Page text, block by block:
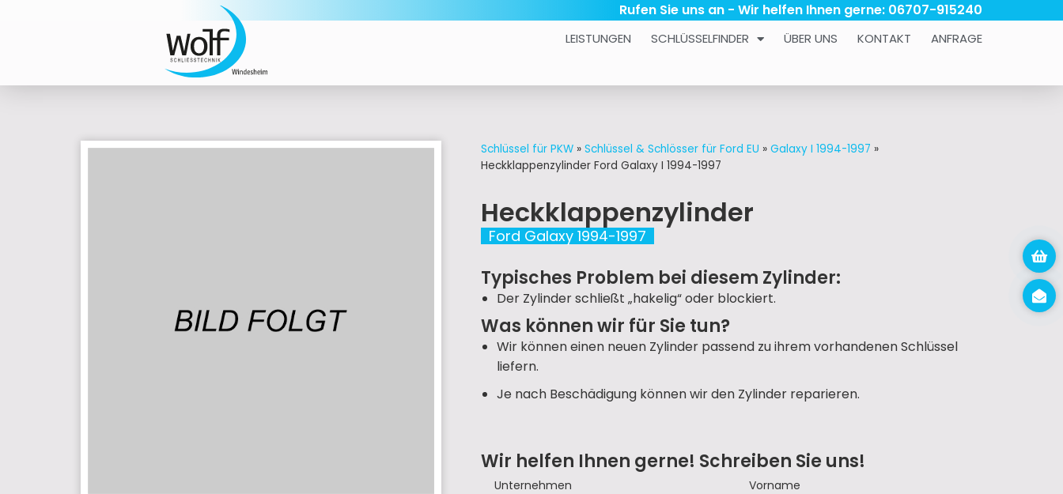
Rufen Sie uns an - Wir helfen Ihnen gerne: 06707-915240
LEISTUNGEN SCHLÜSSELFINDER ÜBER UNS KONTAKT ANFRAGE
Schlüssel für PKW » Schlüssel & Schlösser für Ford EU » Galaxy I 1994-1997 »
Heckklappenzylinder Ford Galaxy I 1994-1997
Heckklappenzylinder
Ford Galaxy 1994-1997
Typisches Problem bei diesem Zylinder:
Der Zylinder schließt „hakelig“ oder blockiert.
Was können wir für Sie tun?
Wir können einen neuen Zylinder passend zu ihrem vorhandenen Schlüssel
liefern.
Je nach Beschädigung können wir den Zylinder reparieren.
Wir helfen Ihnen gerne! Schreiben Sie uns!
Unternehmen Vorname